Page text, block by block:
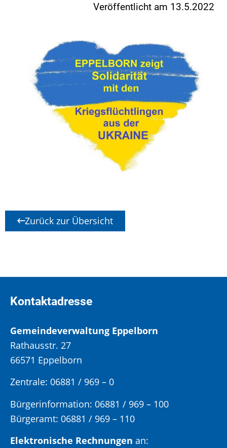
Veröffentlicht am 13.5.2022
Zurück zur Übersicht
Kontaktadresse
Gemeindeverwaltung Eppelborn
Rathausstr. 27
66571 Eppelborn
Zentrale: 06881 / 969 – 0
Bürgerinformation: 06881 / 969 – 100
Bürgeramt: 06881 / 969 – 110
Elektronische Rechnungen an: